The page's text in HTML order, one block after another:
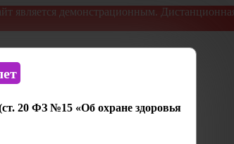
демонстрационным.
20 ФЗ №15 «Об охране здоровья